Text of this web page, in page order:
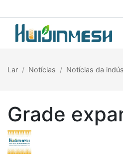
Lar Notícias Notícias da
Grade